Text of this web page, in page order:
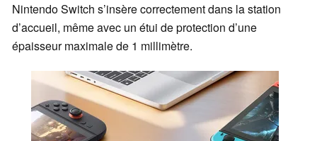
Nintendo Switch s’insère correctement dans la station
d’accueil, même avec un étui de protection d’une
épaisseur maximale de 1 millimètre.